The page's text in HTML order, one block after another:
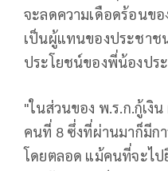
จะลดความเดือดร้อนขอ
เป็นผู้แทนของประชาช
ประโยชน์ของพี่น้องปร
"ในส่วนของ พ.ร.ก.กู้เงิ
คนที่ 8 ซึ่งที่ผ่านมาก็มีก
โดยตลอด แม้คนที่จะไป